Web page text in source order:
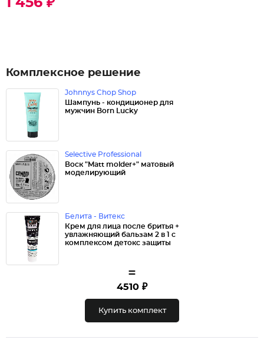
1 456 ₽
Комплексное решение
Johnnys Chop Shop
Шампунь - кондиционер для
мужчин Born Lucky
Selective Professional
Воск "Matt molder+" матовый
моделирующий
Белита - Витекс
Крем для лица после бритья +
увлажняющий бальзам 2 в 1 с
комплексом детокс защиты
=
4510 ₽
Купить комплект